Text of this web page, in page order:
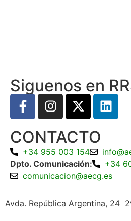
Siguenos en
CONTACTO
+34 955 003 154
Dpto. Comunicación:
+34
comunicacion@aecg.es
Avda. República Argentina, 24